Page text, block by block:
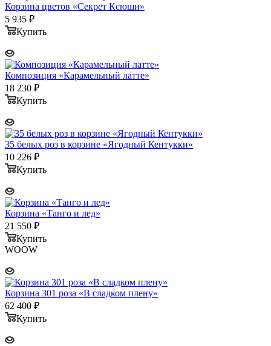
Корзина цветов «Секрет Ксюши»
5 935 ₽
Купить
Композиция «Карамельный латте»
18 230 ₽
Купить
35 белых роз в корзине «Ягодный Кентукки»
10 226 ₽
Купить
Корзина «Танго и лед»
21 550 ₽
Купить
WOOW
Корзина 301 роза «В сладком плену»
62 400 ₽
Купить